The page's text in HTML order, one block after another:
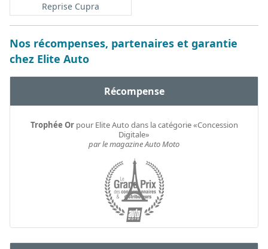
Reprise Cupra
Nos récompenses, partenaires et garantie
chez Elite Auto
Récompense
Trophée Orpour Elite Auto dans la catégorie «Concession
Digitale»
par le magazine Auto Moto